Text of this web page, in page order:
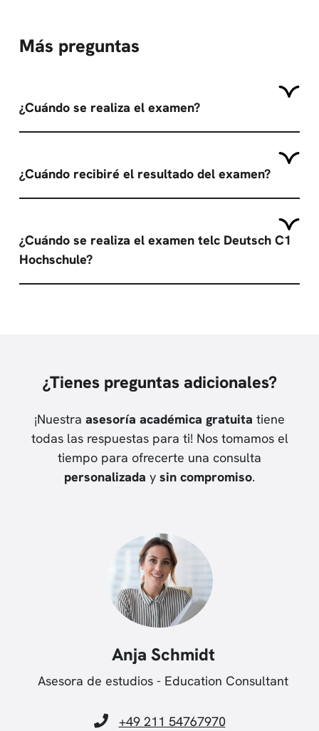
Más preguntas
¿Cuándo se realiza el examen?
¿Cuándo recibiré el resultado del examen?
¿Cuándo se realiza el examen telc Deutsch C1
Hochschule?
¿Tienes preguntas adicionales?
¡Nuestra asesoría académica gratuita tiene
todas las respuestas para ti! Nos tomamos el
tiempo para ofrecerte una consulta
personalizada y sin compromiso.
Anja Schmidt
Asesora de estudios - Education Consultant
+49 211 54767970